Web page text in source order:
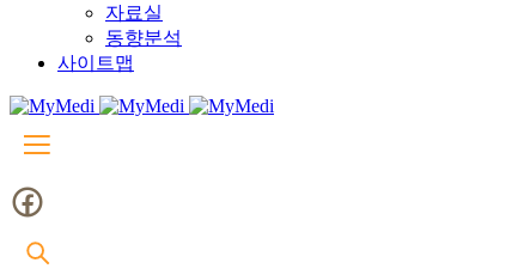
자료실
동향분석
사이트맵